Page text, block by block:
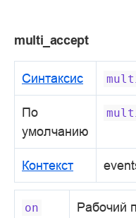
multi_accept
Синтаксис
По
умолчанию
Контекст
on
Рабочий